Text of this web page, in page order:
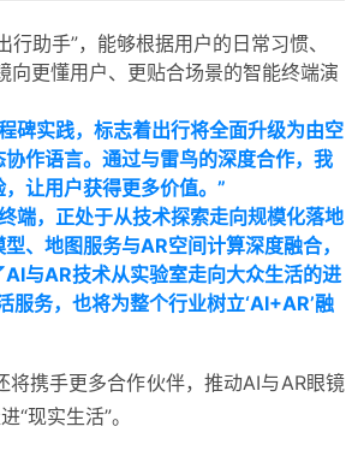
助手”，能够根据用户的日常习惯、
向更懂用户、更贴合场景的智能终端演
碑实践，标志着出行将全面升级为由空
作语言。通过与雷鸟的深度合作，我
让用户获得更多价值。”
端，正处于从技术探索走向规模化落地
、地图服务与AR空间计算深度融合，
与AR技术从实验室走向大众生活的进
务，也将为整个行业树立‘AI+AR’融
携手更多合作伙伴，推动AI与AR眼镜
现实生活”。